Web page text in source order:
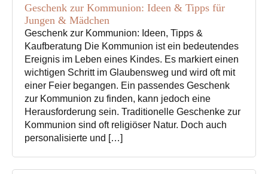
Geschenk zur Kommunion: Ideen & Tipps für
Jungen & Mädchen
Geschenk zur Kommunion: Ideen, Tipps &
Kaufberatung Die Kommunion ist ein bedeutendes
Ereignis im Leben eines Kindes. Es markiert einen
wichtigen Schritt im Glaubensweg und wird oft mit
einer Feier begangen. Ein passendes Geschenk
zur Kommunion zu finden, kann jedoch eine
Herausforderung sein. Traditionelle Geschenke zur
Kommunion sind oft religiöser Natur. Doch auch
personalisierte und […]